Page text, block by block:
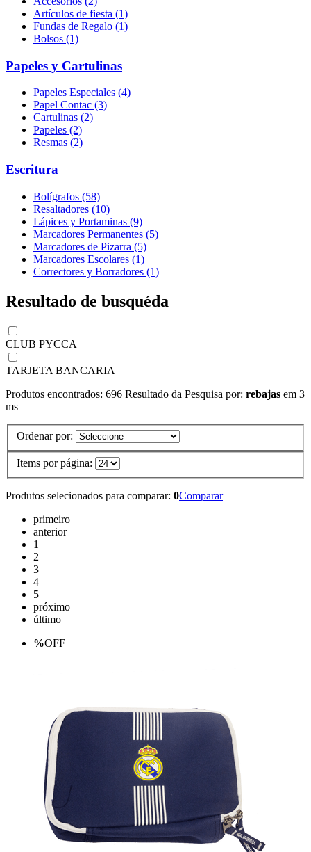
Artículos de fiesta (1)
Fundas de Regalo (1)
Bolsos (1)
Papeles y Cartulinas
Papeles Especiales (4)
Papel Contac (3)
Cartulinas (2)
Papeles (2)
Resmas (2)
Escritura
Bolígrafos (58)
Resaltadores (10)
Lápices y Portaminas (9)
Marcadores Permanentes (5)
Marcadores de Pizarra (5)
Marcadores Escolares (1)
Correctores y Borradores (1)
Resultado de busquéda
CLUB PYCCA
TARJETA BANCARIA
Produtos encontrados: 696 Resultado da Pesquisa por: rebajas em 3
ms
Ordenar por:
Items por página:
Produtos selecionados para comparar: 0Comparar
primeiro
anterior
1
2
3
4
5
próximo
último
%OFF